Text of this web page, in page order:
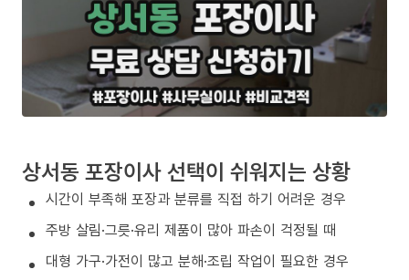
상서동 포장이사 선택이 쉬워지는 상황
시간이 부족해 포장과 분류를 직접 하기 어려운 경우
주방 살림·그릇·유리 제품이 많아 파손이 걱정될 때
대형 가구·가전이 많고 분해·조립 작업이 필요한 경우